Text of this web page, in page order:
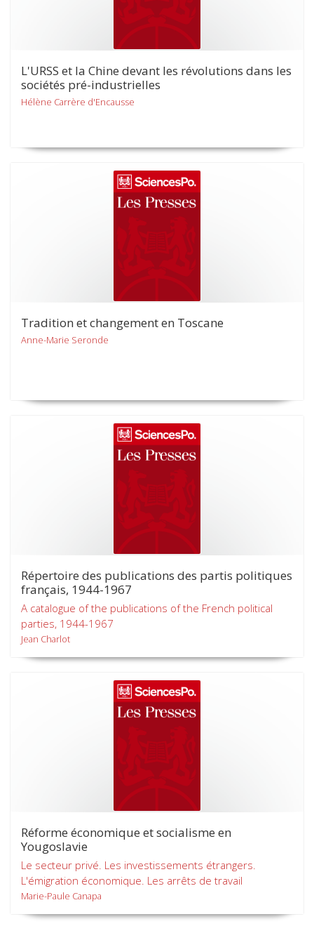
L'URSS et la Chine devant les révolutions dans les
sociétés pré-industrielles
Hélène Carrère d'Encausse
Tradition et changement en Toscane
Anne-Marie Seronde
Répertoire des publications des partis politiques
français, 1944-1967
A catalogue of the publications of the French political
parties, 1944-1967
Jean Charlot
Réforme économique et socialisme en
Yougoslavie
Le secteur privé. Les investissements étrangers.
L'émigration économique. Les arrêts de travail
Marie-Paule Canapa